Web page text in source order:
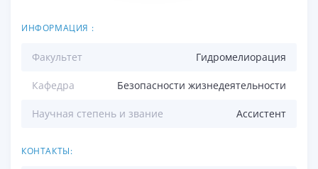
ИНФОРМАЦИЯ :
Факультет Гидромелиорация
Кафедра Безопасности жизнедеятельности
Научная степень и звание Ассистент
КОНТАКТЫ: